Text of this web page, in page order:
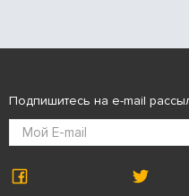
Подпишитесь на e-mail